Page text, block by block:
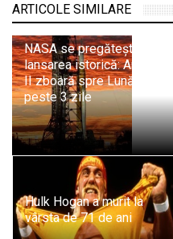
ARTICOLE SIMILARE
NASA se pregătește de
lansarea istorică: Artemis
II zboară spre Lună
peste 3 zile
Hulk Hogan a murit la
vârsta de 71 de ani